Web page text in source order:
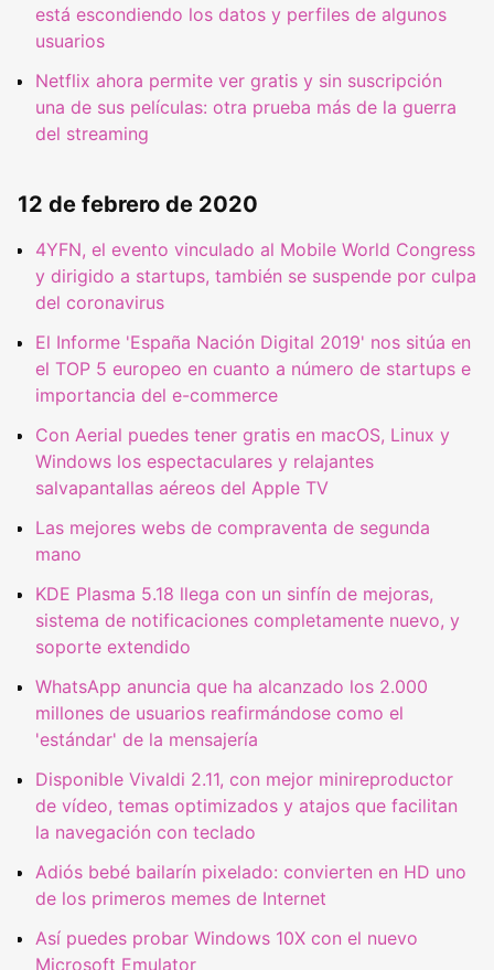
está escondiendo los datos y perfiles de algunos
usuarios
Netflix ahora permite ver gratis y sin suscripción
una de sus películas: otra prueba más de la guerra
del streaming
12 de febrero de 2020
4YFN, el evento vinculado al Mobile World Congress
y dirigido a startups, también se suspende por culpa
del coronavirus
El Informe 'España Nación Digital 2019' nos sitúa en
el TOP 5 europeo en cuanto a número de startups e
importancia del e-commerce
Con Aerial puedes tener gratis en macOS, Linux y
Windows los espectaculares y relajantes
salvapantallas aéreos del Apple TV
Las mejores webs de compraventa de segunda
mano
KDE Plasma 5.18 llega con un sinfín de mejoras,
sistema de notificaciones completamente nuevo, y
soporte extendido
WhatsApp anuncia que ha alcanzado los 2.000
millones de usuarios reafirmándose como el
'estándar' de la mensajería
Disponible Vivaldi 2.11, con mejor minireproductor
de vídeo, temas optimizados y atajos que facilitan
la navegación con teclado
Adiós bebé bailarín pixelado: convierten en HD uno
de los primeros memes de Internet
Así puedes probar Windows 10X con el nuevo
Microsoft Emulator